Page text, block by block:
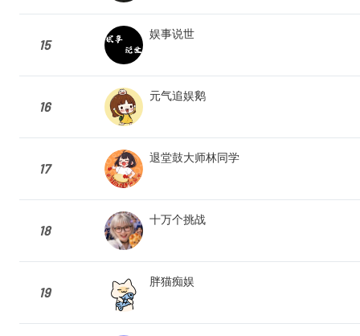
15
娱事说世
16
元气追娱鹅
17
退堂鼓大师林同学
18
十万个挑战
19
胖猫痴娱